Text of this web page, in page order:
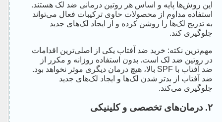
این روش‌ها پایه و اساس هر روتین درمانی ضد لک هستند.
استفاده مداوم از محصولات حاوی ترکیبات فعال می‌تواند
به تدریج لک‌ها را روشن کرده و از ایجاد لک‌های جدید
جلوگیری کند.
مهم‌ترین نکته: خرید ضد آفتاب یکی از اصلی‌ترین اقدامات
در روتین ضد لک است. بدون استفاده روزانه و مکرر از
ضد آفتاب با SPF بالا، هیچ درمان دیگری موثر نخواهد بود.
ضد آفتاب از بدتر شدن لک‌ها و ایجاد لک‌های جدید
جلوگیری می‌کند.
۲. درمان‌های تخصصی و کلینیکی